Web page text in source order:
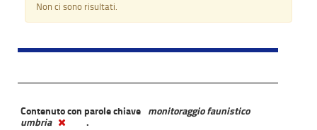
Non ci sono risultati.
Contenuto con parole chiave
monitoraggio faunistico
umbria
.